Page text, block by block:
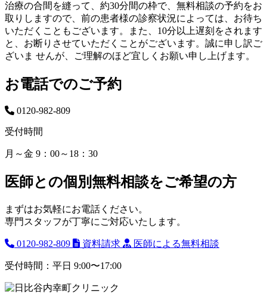
治療の合間を縫って、約30分間の枠で、無料相談の予約をお
取りしますので、前の患者様の診察状況によっては、お待ち
いただくこともございます。また、10分以上遅刻をされます
と、お断りさせていただくことがございます。誠に申し訳ご
ざいま せんが、ご理解のほど宜しくお願い申し上げます。
お電話でのご予約
0120-982-809
受付時間
月～金 9：00～18：30
医師との個別無料相談をご希望の方
まずはお気軽にお電話ください。
専門スタッフが丁寧にご対応いたします。
0120-982-809 資料請求 医師による無料相談
受付時間：平日 9:00〜17:00